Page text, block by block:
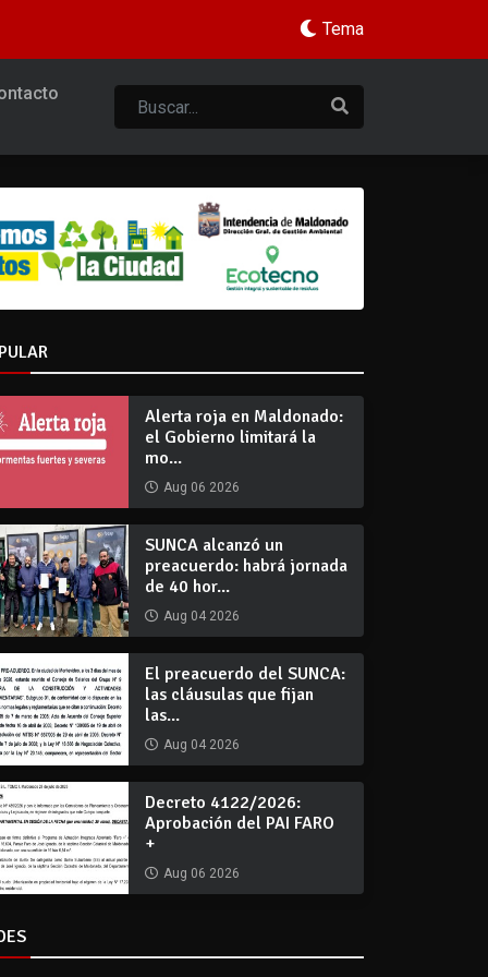
Tema
Alerta roja en Maldonado:
el Gobierno limitará la
mo...
Aug 06 2026
SUNCA alcanzó un
preacuerdo: habrá jornada
de 40 hor...
Aug 04 2026
El preacuerdo del SUNCA:
las cláusulas que fijan
las...
Aug 04 2026
Decreto 4122/2026:
Aprobación del PAI FARO
+
Aug 06 2026